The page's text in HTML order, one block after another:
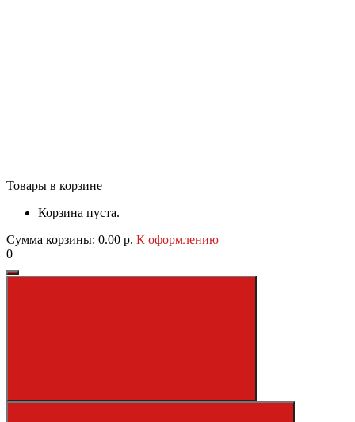
Товары в корзине
Корзина пуста.
Сумма корзины: 0.00 р. К оформлению
0